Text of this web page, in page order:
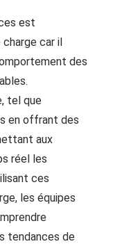
est
car il
des
tel que
en offrant des
aux
réel les
ces
les équipes
tendances de